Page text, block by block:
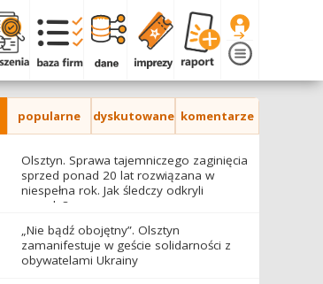
popularne dyskutowane komentarze
Olsztyn. Sprawa tajemniczego zaginięcia
sprzed ponad 20 lat rozwiązana w
niespełna rok. Jak śledczy odkryli
prawdę?
„Nie bądź obojętny”. Olsztyn
zamanifestuje w geście solidarności z
obywatelami Ukrainy